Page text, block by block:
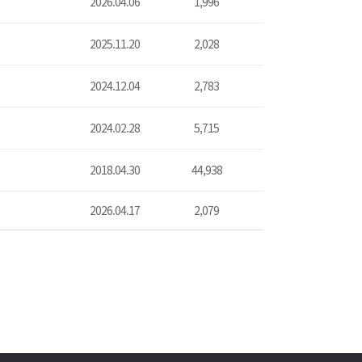
2025.11.20 2,028
2024.12.04 2,783
2024.02.28 5,715
2018.04.30 44,938
2026.04.17 2,079